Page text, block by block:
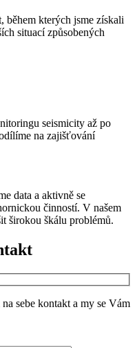
během kterých jsme získali
situací způsobených
seismicity až po
na zajišťování
data a aktivně se
činností. V našem
širokou škálu problémů.
sebe kontakt a my se Vám